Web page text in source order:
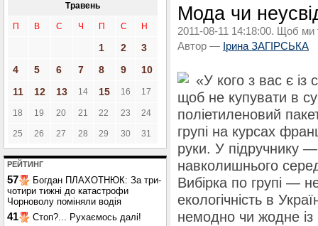
Травень
П В С Ч П С Н
1 2
3
4
5 6 7 8 9
10
11
12 13 14 15 16 17
18 19 20 21 22 23 24
25 26 27 28 29 30 31
РЕЙТИНГ
57
Богдан ПЛАХОТНЮК: За три-
чотири тижні до катастрофи
Чорноволу поміняли водія
41 Стоп?... Рухаємось далі!
Мода чи
2011-08-11 14:18:00. Щоб ми
Автор — Ірина ЗАГІРСЬКА
«У кого з вас є
щоб не купувати в
поліетиленовий
групі на курсах
руки. У підручнику
навколишнього
Вибірка по групі —
екологічність в
немодно чи жодне із